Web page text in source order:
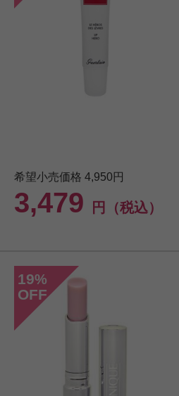
希望小売価格 4,950円
3,479 円（税込）
19%
OFF